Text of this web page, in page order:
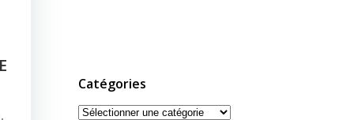
Catégories
Catégories